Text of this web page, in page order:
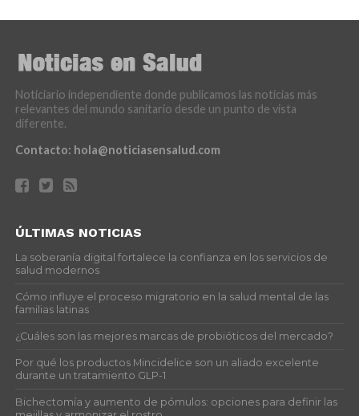
Noticiario independiente donde publicamos las noticias más
relevantes del mundo sanitario desde un punto de vista
diferente.
Contacto: hola@noticiasensalud.com
ÚLTIMAS NOTICIAS
La soberanía digital fortalece la confianza en los servicios de
salud modernos
Cómo influye el proceso migratorio en la salud mental de las
familias latinas
¿Cuáles son las mejores marcas de probióticos del mercado?
Por qué los productos Mincidelice son un aliado excelente
durante un tratamiento GLP-1
Bichectomía y aumento de pómulos: opciones para definir las